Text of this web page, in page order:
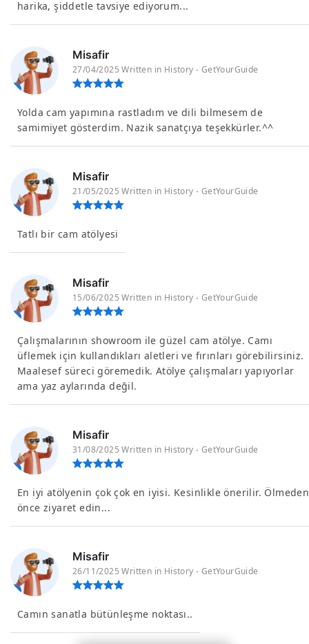
harika, şiddetle tavsiye ediyorum...
Misafir
27/04/2025 Written in History - GetYourGuide
Yolda cam yapımına rastladım ve dili bilmesem de
samimiyet gösterdim. Nazik sanatçıya teşekkürler.^^
Misafir
21/05/2025 Written in History - GetYourGuide
Tatlı bir cam atölyesi
Misafir
15/06/2025 Written in History - GetYourGuide
Çalışmalarının showroom ile güzel cam atölye. Camı
üflemek için kullandıkları aletleri ve fırınları görebilirsiniz.
Maalesef süreci göremedik. Atölye çalışmaları yapıyorlar
ama yaz aylarında değil.
Misafir
31/08/2025 Written in History - GetYourGuide
En iyi atölyenin çok çok en iyisi. Kesinlikle önerilir. Ölmeden
önce ziyaret edin...
Misafir
26/11/2025 Written in History - GetYourGuide
Camın sanatla bütünleşme noktası..